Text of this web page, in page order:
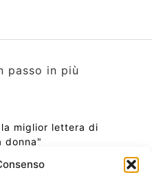
passo in più
miglior lettera di
donna"